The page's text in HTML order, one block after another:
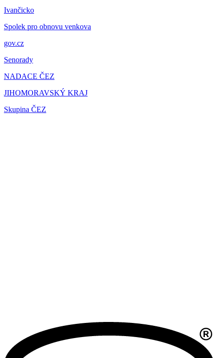
Ivančicko
Spolek pro obnovu venkova
gov.cz
Senorady
NADACE ČEZ
JIHOMORAVSKÝ KRAJ
Skupina ČEZ